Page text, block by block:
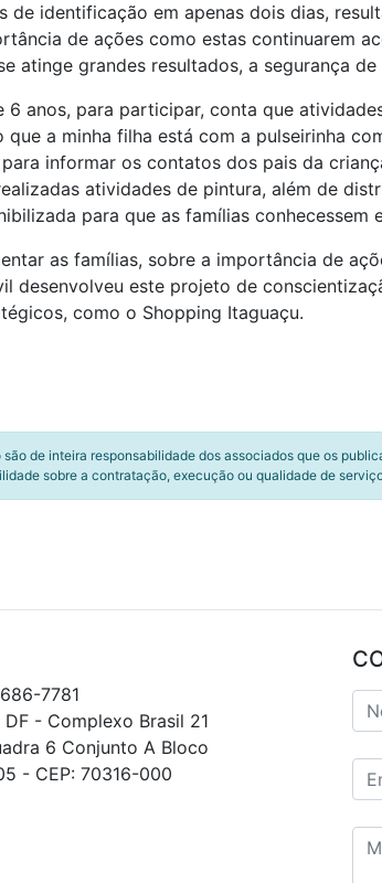
de identificação em apenas dois dias,
de ações como estas continuarem
atinge grandes resultados, a segurança de
anos, para participar, conta que
a minha filha está com a pulseirinha
informar os contatos dos pais da
atividades de pintura, além de
para que as famílias conhecessem
as famílias, sobre a importância de
desenvolveu este projeto de
como o Shopping Itaguaçu.
de inteira responsabilidade dos associados que os
sobre a contratação, execução ou qualidade de
7781
DF - Complexo Brasil 21
6 Conjunto A Bloco
- CEP: 70316-000